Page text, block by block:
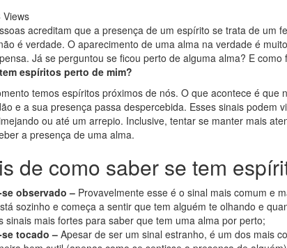
Views
acreditam que a presença de um espírito se trata de um
é verdade. O aparecimento de uma alma na verdade é
Já se perguntou se ficou perto de alguma alma? E
espíritos perto de mim?
temos espíritos próximos de nós. O que acontece é que
e a sua presença passa despercebida. Esses sinais podem
ou até um arrepio. Inclusive, tentar se manter mais
a presença de uma alma.
de como saber se tem
observado – Provavelmente esse é o sinal mais comum e
sozinho e começa a sentir que tem alguém te olhando e
sinais mais fortes para saber que tem uma alma por perto;
tocado –Apesar de ser um sinal estranho, é um dos mais